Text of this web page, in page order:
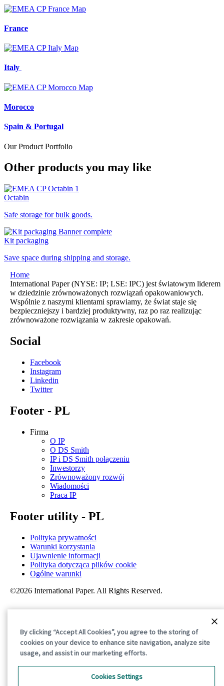
France
Italy
Morocco
Spain & Portugal
Our Product Portfolio
Other products you may like
Octabin
Safe storage for bulk goods.
Kit packaging
Save space during shipping and storage.
Home
International Paper (NYSE: IP; LSE: IPC) jest światowym liderem
w dziedzinie zrównoważonych rozwiązań opakowaniowych.
Wspólnie z naszymi klientami sprawiamy, że świat staje się
bezpieczniejszy i bardziej produktywny, raz po raz realizując
zrównoważone rozwiązania w zakresie opakowań.
Social
Facebook
Instagram
Linkedin
Twitter
Footer - PL
Firma
O IP
O DS Smith
IP i DS Smith połączeniu
Inwestorzy
Zrównoważony rozwój
Wiadomości
Praca IP
Footer utility - PL
Polityka prywatności
Warunki korzystania
Ujawnienie informacji
Polityka dotycząca plików cookie
Ogólne warunki
©2026 International Paper. All Rights Reserved.
By clicking “Accept All Cookies”, you agree to the storing of
cookies on your device to enhance site navigation, analyze site
usage, and assist in our marketing efforts.
Cookies Settings